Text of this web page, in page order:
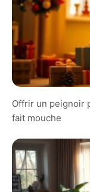
Offrir un peignoir
fait mouche